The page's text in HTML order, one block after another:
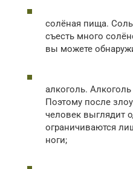
солёная пища.
съесть много
вы можете
алкоголь.
Поэтому после
человек выглядит
ограничиваются
ноги;